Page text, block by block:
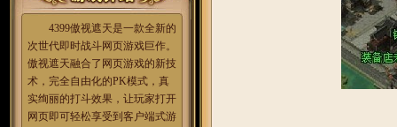
4399傲视遮天是一款全新的
次世代即时战斗网页游戏巨作。
傲视遮天融合了网页游戏的新技
术，完全自由化的PK模式，真
实绚丽的打斗效果，让玩家打开
网页即可轻松享受到客户端式游